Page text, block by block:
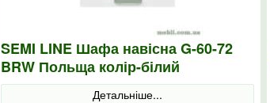
SEMI LINE Шафа навісна G-60-72
BRW Польща колір-білий
Детальніше...